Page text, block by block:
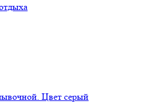
Цвет серый